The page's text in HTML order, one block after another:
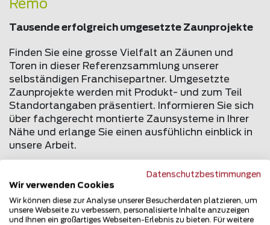
Remo
Tausende erfolgreich umgesetzte Zaunprojekte
Finden Sie eine grosse Vielfalt an Zäunen und
Toren in dieser Referenzsammlung unserer
selbständigen Franchisepartner. Umgesetzte
Zaunprojekte werden mit Produkt- und zum Teil
Standortangaben präsentiert. Informieren Sie sich
über fachgerecht montierte Zaunsysteme in Ihrer
Nähe und erlange Sie einen ausfühlichn einblick in
unsere Arbeit.
Datenschutzbestimmungen
Wir verwenden Cookies
Wir können diese zur Analyse unserer Besucherdaten platzieren, um
unsere Webseite zu verbessern, personalisierte Inhalte anzuzeigen
und Ihnen ein großartiges Webseiten-Erlebnis zu bieten. Für weitere